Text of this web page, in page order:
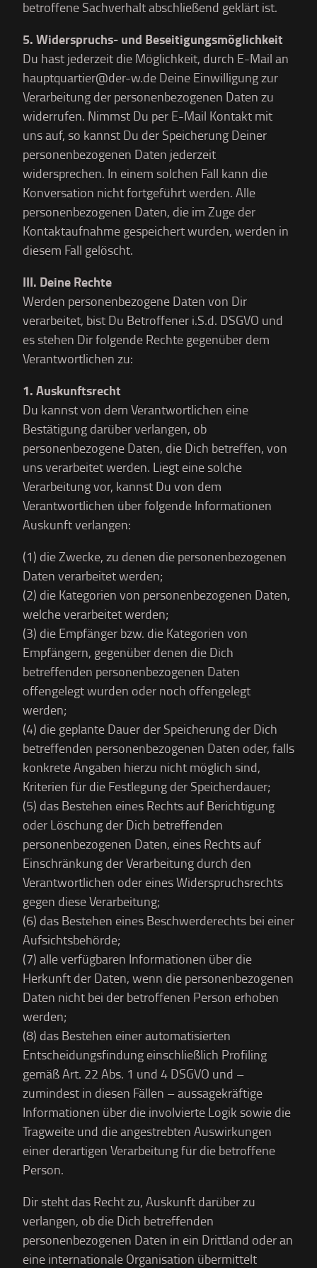
betroffene Sachverhalt abschließend geklärt ist.
5. Widerspruchs- und Beseitigungsmöglichkeit
Du hast jederzeit die Möglichkeit, durch E-Mail an
hauptquartier@der-w.de Deine Einwilligung zur
Verarbeitung der personenbezogenen Daten zu
widerrufen. Nimmst Du per E-Mail Kontakt mit
uns auf, so kannst Du der Speicherung Deiner
personenbezogenen Daten jederzeit
widersprechen. In einem solchen Fall kann die
Konversation nicht fortgeführt werden. Alle
personenbezogenen Daten, die im Zuge der
Kontaktaufnahme gespeichert wurden, werden in
diesem Fall gelöscht.
III. Deine Rechte
Werden personenbezogene Daten von Dir
verarbeitet, bist Du Betroffener i.S.d. DSGVO und
es stehen Dir folgende Rechte gegenüber dem
Verantwortlichen zu:
1. Auskunftsrecht
Du kannst von dem Verantwortlichen eine
Bestätigung darüber verlangen, ob
personenbezogene Daten, die Dich betreffen, von
uns verarbeitet werden. Liegt eine solche
Verarbeitung vor, kannst Du von dem
Verantwortlichen über folgende Informationen
Auskunft verlangen:
(1) die Zwecke, zu denen die personenbezogenen
Daten verarbeitet werden;
(2) die Kategorien von personenbezogenen Daten,
welche verarbeitet werden;
(3) die Empfänger bzw. die Kategorien von
Empfängern, gegenüber denen die Dich
betreffenden personenbezogenen Daten
offengelegt wurden oder noch offengelegt
werden;
(4) die geplante Dauer der Speicherung der Dich
betreffenden personenbezogenen Daten oder, falls
konkrete Angaben hierzu nicht möglich sind,
Kriterien für die Festlegung der Speicherdauer;
(5) das Bestehen eines Rechts auf Berichtigung
oder Löschung der Dich betreffenden
personenbezogenen Daten, eines Rechts auf
Einschränkung der Verarbeitung durch den
Verantwortlichen oder eines Widerspruchsrechts
gegen diese Verarbeitung;
(6) das Bestehen eines Beschwerderechts bei einer
Aufsichtsbehörde;
(7) alle verfügbaren Informationen über die
Herkunft der Daten, wenn die personenbezogenen
Daten nicht bei der betroffenen Person erhoben
werden;
(8) das Bestehen einer automatisierten
Entscheidungsfindung einschließlich Profiling
gemäß Art. 22 Abs. 1 und 4 DSGVO und –
zumindest in diesen Fällen – aussagekräftige
Informationen über die involvierte Logik sowie die
Tragweite und die angestrebten Auswirkungen
einer derartigen Verarbeitung für die betroffene
Person.
Dir steht das Recht zu, Auskunft darüber zu
verlangen, ob die Dich betreffenden
personenbezogenen Daten in ein Drittland oder an
eine internationale Organisation übermittelt